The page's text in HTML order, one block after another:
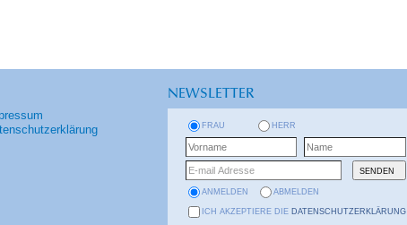
NEWSLETTER
FRAU HERR
ANMELDEN ABMELDEN
ICH AKZEPTIERE DIE DATENSCHUTZERKLÄRUNG